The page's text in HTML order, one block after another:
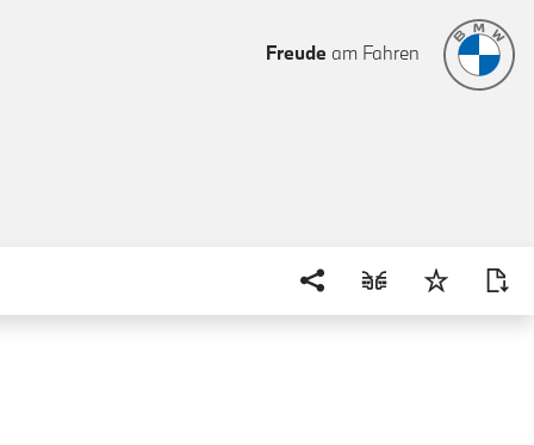
Freude am Fahren